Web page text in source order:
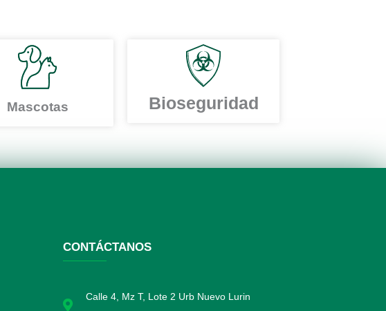
Mascotas Bioseguridad
CONTÁCTANOS
Calle 4, Mz T, Lote 2 Urb Nuevo Lurin